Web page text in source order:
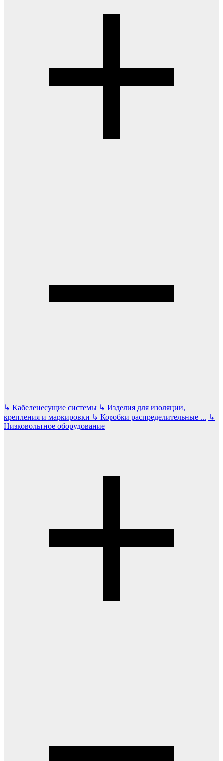
↳ Кабеленесущие системы ↳ Изделия для изоляции,
крепления и маркировки ↳ Коробки распределительные ... ↳
Низковольтное оборудование